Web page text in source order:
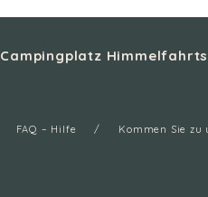
Campingplatz
FAQ – Hilfe Kommen Sie zu